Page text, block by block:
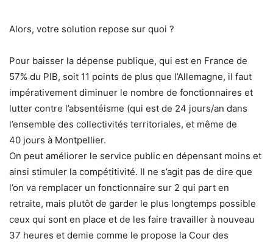
Alors, votre solution repose sur quoi ?
Pour baisser la dépense publique, qui est en France de
57% du PIB, soit 11 points de plus que l’Allemagne, il faut
impérativement diminuer le nombre de fonctionnaires et
lutter contre l’absentéisme (qui est de 24 jours/an dans
l’ensemble des collectivités territoriales, et même de
40 jours à Montpellier.
On peut améliorer le service public en dépensant moins et
ainsi stimuler la compétitivité. Il ne s’agit pas de dire que
l’on va remplacer un fonctionnaire sur 2 qui part en
retraite, mais plutôt de garder le plus longtemps possible
ceux qui sont en place et de les faire travailler à nouveau
37 heures et demie comme le propose la Cour des